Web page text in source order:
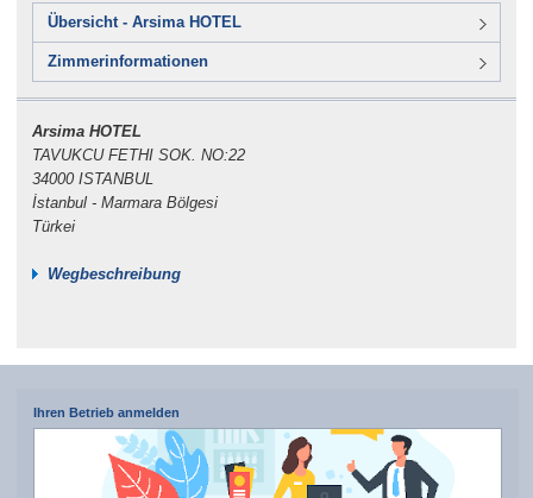
Übersicht - Arsima HOTEL
Zimmerinformationen
Arsima HOTEL
TAVUKCU FETHI SOK. NO:22
34000 ISTANBUL
İstanbul - Marmara Bölgesi
Türkei
Wegbeschreibung
Ihren Betrieb anmelden